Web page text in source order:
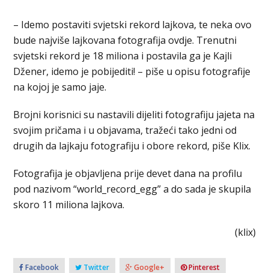
– Idemo postaviti svjetski rekord lajkova, te neka ovo
bude najviše lajkovana fotografija ovdje. Trenutni
svjetski rekord je 18 miliona i postavila ga je Kajli
Džener, idemo je pobijediti! – piše u opisu fotografije
na kojoj je samo jaje.
Brojni korisnici su nastavili dijeliti fotografiju jajeta na
svojim pričama i u objavama, tražeći tako jedni od
drugih da lajkaju fotografiju i obore rekord, piše Klix.
Fotografija je objavljena prije devet dana na profilu
pod nazivom “world_record_egg” a do sada je skupila
skoro 11 miliona lajkova.
(klix)
Facebook Twitter Google+ Pinterest